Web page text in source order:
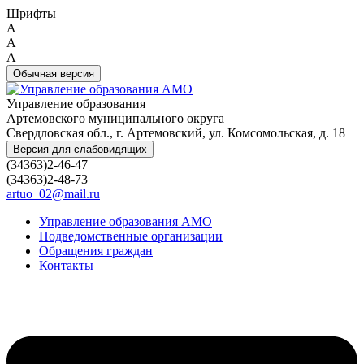
Шрифты
A
A
A
Обычная версия
Управление образования
Артемовского муниципального округа
Свердловская обл., г. Артемовский, ул. Комсомольская, д. 18
Версия для слабовидящих
(34363)2-46-47
(34363)2-48-73
artuo_02@mail.ru
Управление образования АМО
Подведомственные организации
Обращения граждан
Контакты